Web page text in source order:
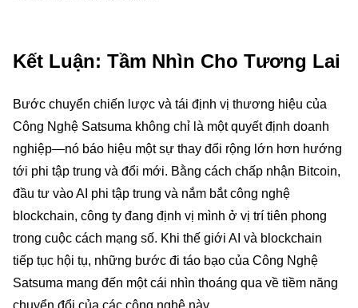
Kết Luận: Tầm Nhìn Cho Tương Lai
Bước chuyển chiến lược và tái định vị thương hiệu của
Công Nghệ Satsuma không chỉ là một quyết định doanh
nghiệp—nó báo hiệu một sự thay đổi rộng lớn hơn hướng
tới phi tập trung và đổi mới. Bằng cách chấp nhận Bitcoin,
đầu tư vào AI phi tập trung và nắm bắt công nghệ
blockchain, công ty đang định vị mình ở vị trí tiên phong
trong cuộc cách mạng số. Khi thế giới AI và blockchain
tiếp tục hội tụ, những bước đi táo bạo của Công Nghệ
Satsuma mang đến một cái nhìn thoáng qua về tiềm năng
chuyển đổi của các công nghệ này.